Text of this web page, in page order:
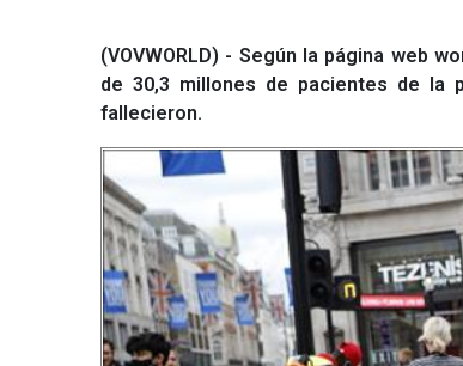
(VOVWORLD) - Según la página web
de 30,3 millones de pacientes de la
fallecieron.